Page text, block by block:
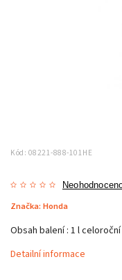
Kód: 08221-888-101HE
Značka: Honda
Obsah balení : 1 l
Detailní informace